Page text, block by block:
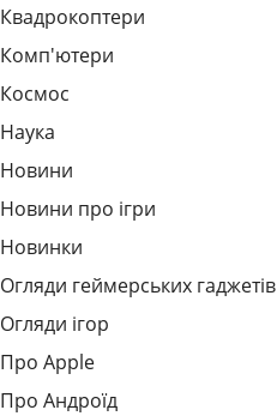
Квадрокоптери
Комп'ютери
Космос
Наука
Новини
Новини про ігри
Новинки
Огляди геймерських гаджетів
Огляди ігор
Про Apple
Про Андроїд